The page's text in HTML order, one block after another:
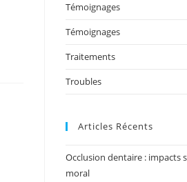
Témoignages
Témoignages
Traitements
Troubles
Articles Récents
Occlusion dentaire : impacts
moral